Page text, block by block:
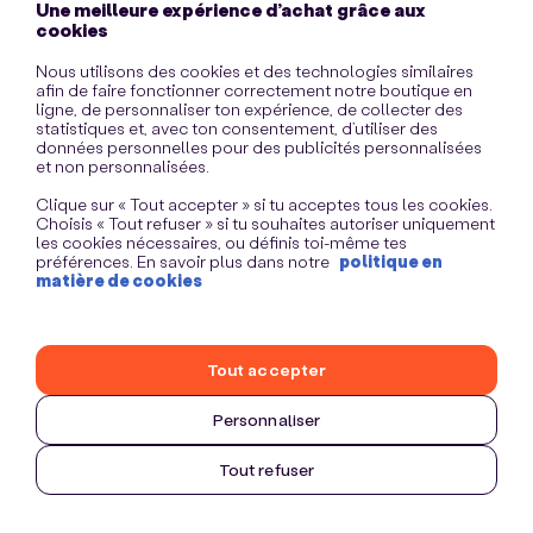
Une meilleure expérience d’achat grâce aux
cookies
Nous utilisons des cookies et des technologies similaires
afin de faire fonctionner correctement notre boutique en
ligne, de personnaliser ton expérience, de collecter des
statistiques et, avec ton consentement, d’utiliser des
données personnelles pour des publicités personnalisées
et non personnalisées.
Clique sur « Tout accepter » si tu acceptes tous les cookies.
Choisis « Tout refuser » si tu souhaites autoriser uniquement
les cookies nécessaires, ou définis toi-même tes
préférences. En savoir plus dans notre politique en
matière de cookies
Personnaliser
Tout refuser
Tout accepter